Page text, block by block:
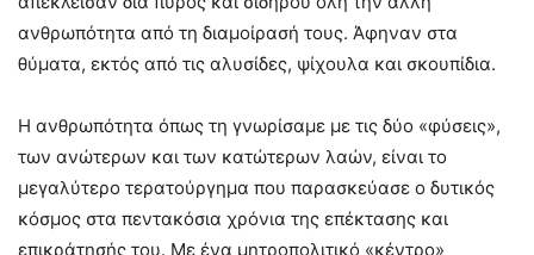
ανθρωπότητα από τη διαμοίρασή τους. Άφηναν στα
θύματα, εκτός από τις αλυσίδες, ψίχουλα και σκουπίδια.
Η ανθρωπότητα όπως τη γνωρίσαμε με τις δύο «φύσεις»,
των ανώτερων και των κατώτερων λαών, είναι το
μεγαλύτερο τερατούργημα που παρασκεύασε ο δυτικός
κόσμος στα πεντακόσια χρόνια της επέκτασης και
επικράτησής του. Με ένα μητροπολιτικό «κέντρο»